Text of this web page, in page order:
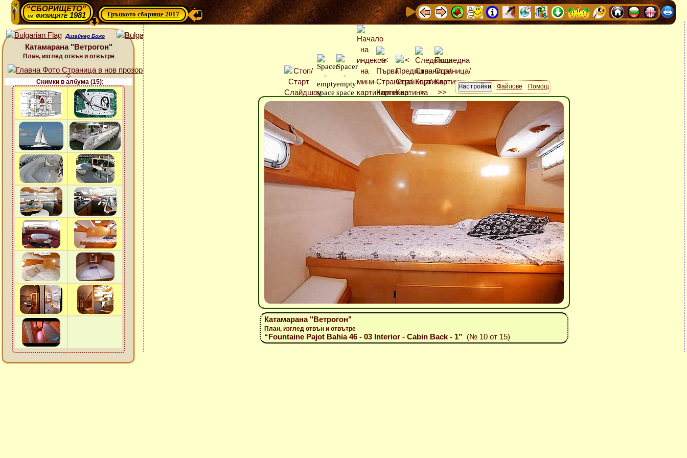
“СБОРИЩЕТО”
нафизиците 1981 Гръцкото сборище 2017
Дизайнер Божо
Катамарана "Ветрогон"
План, изглед отвън и отвътре
Снимки в албума (15):
Файлове Помощ
Катамарана "Ветрогон"
План, изглед отвън и отвътре
“Fountaine Pajot Bahia 46 - 03 Interior - Cabin Back - 1” (№ 10 от 15)